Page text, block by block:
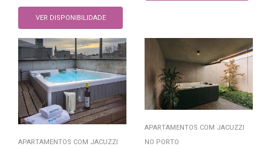
VER DISPONIBILIDADE
APARTAMENTOS COM JACUZZI
APARTAMENTOS COM JACUZZI
NO PORTO